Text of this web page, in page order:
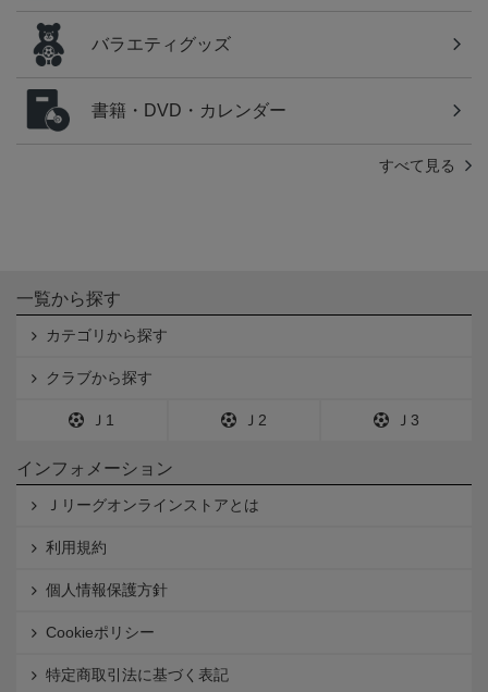
バラエティグッズ
書籍・DVD・カレンダー
すべて見る
一覧から探す
カテゴリから探す
クラブから探す
Ｊ1 Ｊ2 Ｊ3
インフォメーション
Ｊリーグオンラインストアとは
利用規約
個人情報保護方針
Cookieポリシー
特定商取引法に基づく表記